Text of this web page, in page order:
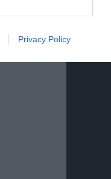
Privacy Policy